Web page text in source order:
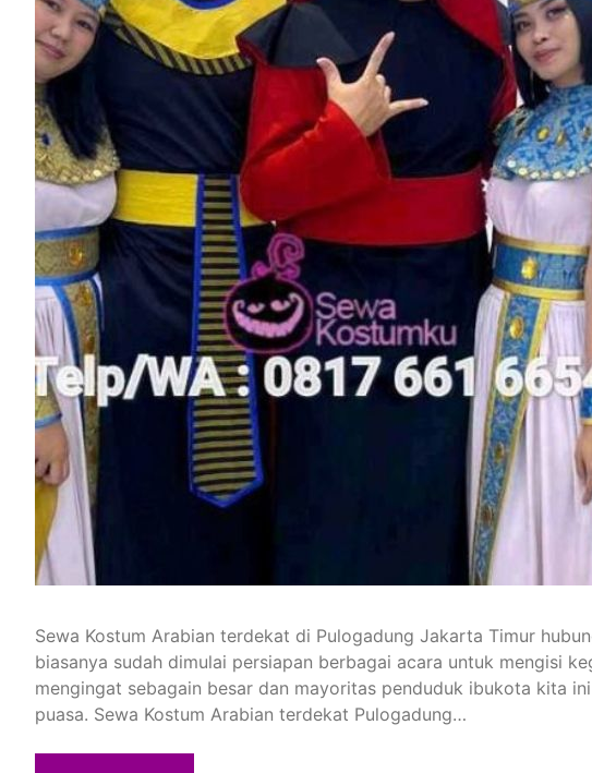
Sewa Kostum Arabian terdekat di Pulogadung Jakarta Timur
biasanya sudah dimulai persiapan berbagai acara untuk mengisi
mengingat sebagain besar dan mayoritas penduduk ibukota kita
puasa. Sewa Kostum Arabian terdekat Pulogadung…